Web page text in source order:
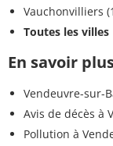
Vauchonvilliers
Toutes les villes
En savoir
Vendeuvre-sur-
Avis de décès à
Pollution à